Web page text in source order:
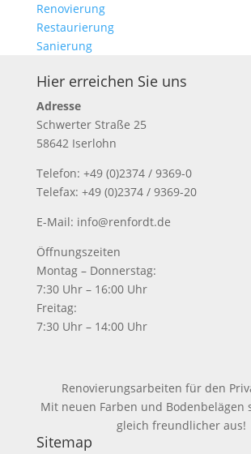
Renovierung
Restaurierung
Sanierung
Hier erreichen Sie uns
Adresse
Schwerter Straße 25
58642 Iserlohn
Telefon: +49 (0)2374 / 9369-0
Telefax: +49 (0)2374 / 9369-20
E-Mail: info@renfordt.de
Öffnungszeiten
Montag – Donnerstag:
7:30 Uhr – 16:00 Uhr
Freitag:
7:30 Uhr – 14:00 Uhr
Renovierungsarbeiten für den
Mit neuen Farben und Bodenbelägen
gleich freundlicher aus!
Sitemap